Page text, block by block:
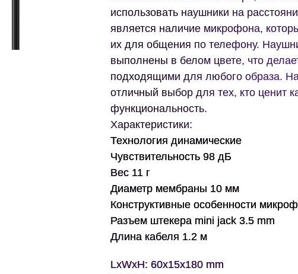
использовать наушники на
является наличие микрофона,
их для общения по телефону.
выполнены в белом цвете, что
подходящими для любого образа.
отличный выбор для тех, кто ценит
функциональность.
Характеристики:
Технология динамические
Чувствительность 98 дБ
Вес 11 г
Диаметр мембраны 10 мм
Конструктивные особенности
Разъем штекера mini jack 3.5 mm
Длина кабеля 1.2 м
LxWxH: 60x15x180 mm